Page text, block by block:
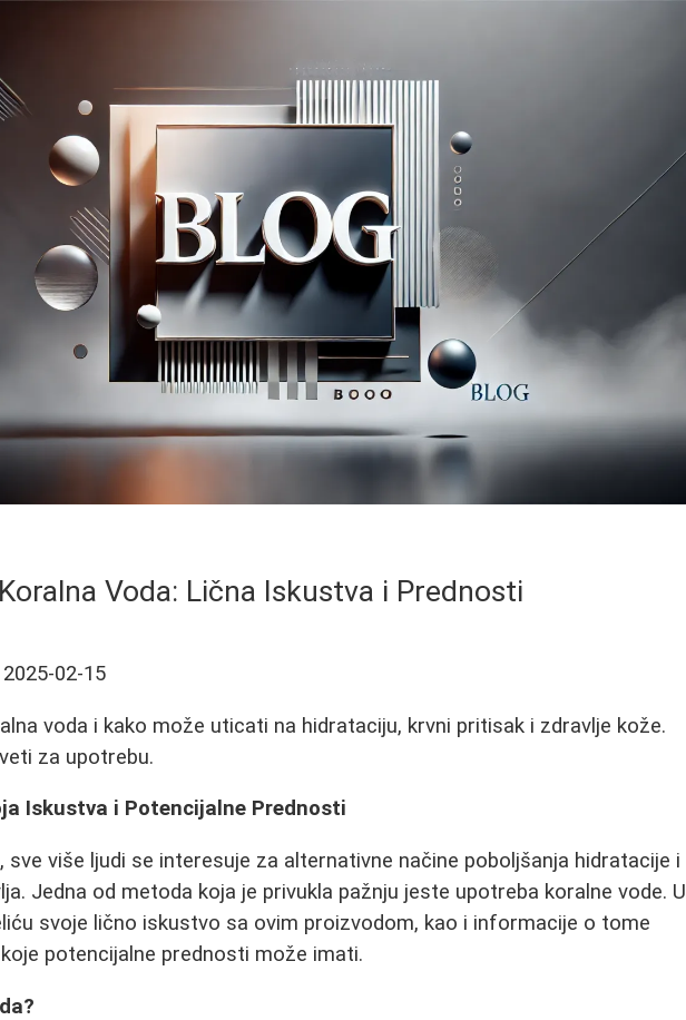
Koralna Voda: Lična Iskustva i Prednosti
2025-02-15
voda i kako može uticati na hidrataciju, krvni pritisak i zdravlje kože.
za upotrebu.
Iskustva i Potencijalne Prednosti
sve više ljudi se interesuje za alternativne načine poboljšanja hidratacije i
Jedna od metoda koja je privukla pažnju jeste upotreba koralne vode. U
svoje lično iskustvo sa ovim proizvodom, kao i informacije o tome
potencijalne prednosti može imati.